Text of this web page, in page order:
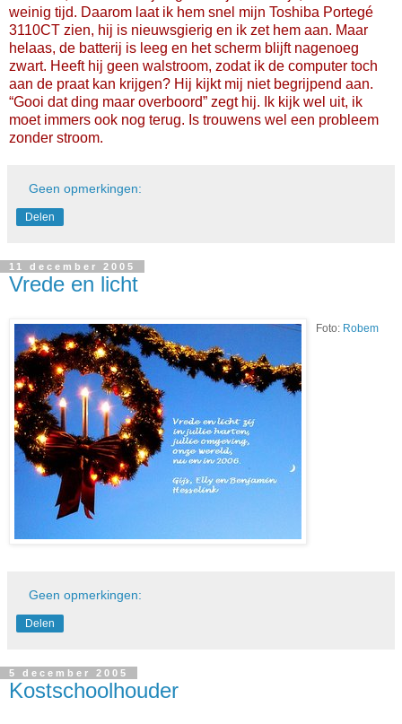
weinig tijd. Daarom laat ik hem snel mijn Toshiba Portegé
3110CT zien, hij is nieuwsgierig en ik zet hem aan. Maar
helaas, de batterij is leeg en het scherm blijft nagenoeg
zwart. Heeft hij geen walstroom, zodat ik de computer toch
aan de praat kan krijgen? Hij kijkt mij niet begrijpend aan.
“Gooi dat ding maar overboord” zegt hij. Ik kijk wel uit, ik
moet immers ook nog terug. Is trouwens wel een probleem
zonder stroom.
Geen opmerkingen:
Delen
11 december 2005
Vrede en licht
Foto: Robem
Geen opmerkingen:
Delen
5 december 2005
Kostschoolhouder